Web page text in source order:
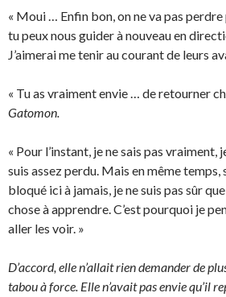
« Moui … Enfin bon, on ne va pas perdre
tu peux nous guider à nouveau en
J’aimerai me tenir au courant de leurs
« Tu as vraiment envie … de retourner
Gatomon.
« Pour l’instant, je ne sais pas vraiment,
suis assez perdu. Mais en même temps,
bloqué ici à jamais, je ne suis pas sûr
chose à apprendre. C’est pourquoi je
aller les voir. »
D’accord, elle n’allait rien demander de
tabou à force. Elle n’avait pas envie qu’il